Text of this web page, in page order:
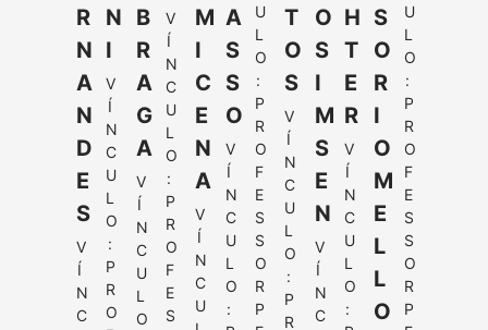
R
N
A
N
D
E
S
V
Í
N
C
N
I
V
Í
N
C
U
L
O
:
P
R
O
B
R
A
G
A
V
Í
N
C
U
L
O
V
Í
N
C
U
L
O
:
P
R
O
F
E
S
M
I
C
E
N
A
V
Í
N
C
U
A
S
S
O
V
Í
N
C
U
L
O
:
U
L
O
:
P
R
O
F
E
S
S
O
R
P
T
O
S
V
Í
N
C
U
L
O
:
P
R
O
S
I
M
S
E
N
V
Í
N
C
H
T
E
R
V
Í
N
C
U
L
O
:
S
O
R
I
O
M
E
L
L
O
U
L
O
:
P
R
O
F
E
S
S
O
R
P